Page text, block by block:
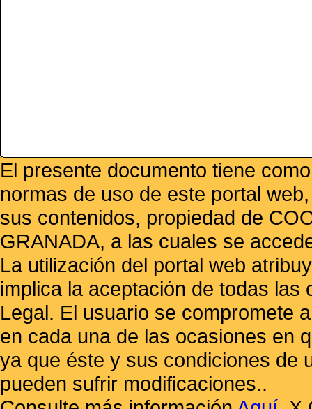
El presente documento tiene
normas de uso de este portal
sus contenidos, propiedad de
GRANADA, a las cuales se
La utilización del portal web
implica la aceptación de todas
Legal. El usuario se compromete
en cada una de las ocasiones en
ya que éste y sus condiciones de
pueden sufrir modificaciones..